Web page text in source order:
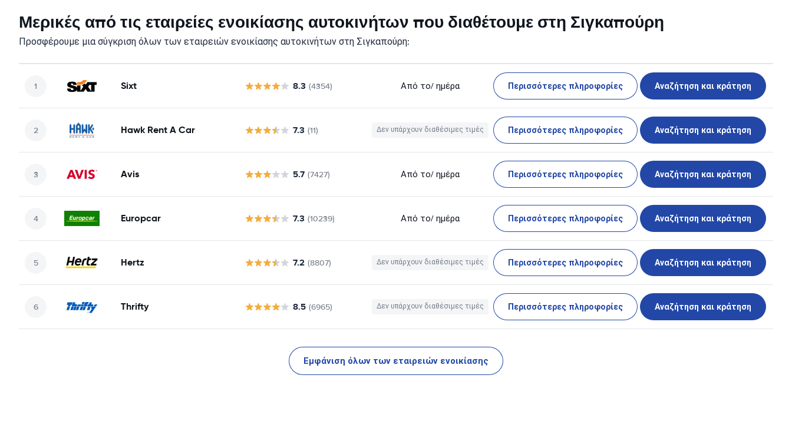
Μερικές από τις εταιρείες ενοικίασης αυτοκινήτων που διαθέτουμε στη Σιγκαπούρη
Προσφέρουμε μια σύγκριση όλων των εταιρειών ενοικίασης αυτοκινήτων στη Σιγκαπούρη:
Sixt 8.3 (4354) Από το/ ημέρα Περισσότερες πληροφορίες Αναζήτηση και κράτηση
Hawk Rent A Car 7.3 (11) Δεν υπάρχουν διαθέσιμες τιμές Περισσότερες πληροφορίες Αναζήτηση και κράτηση
Avis 5.7 (7427) Από το/ ημέρα Περισσότερες πληροφορίες Αναζήτηση και κράτηση
Europcar 7.3 (10239) Από το/ ημέρα Περισσότερες πληροφορίες Αναζήτηση και κράτηση
Hertz 7.2 (8807) Δεν υπάρχουν διαθέσιμες τιμές Περισσότερες πληροφορίες Αναζήτηση και κράτηση
Thrifty 8.5 (6965) Δεν υπάρχουν διαθέσιμες τιμές Περισσότερες πληροφορίες Αναζήτηση και κράτηση
Εμφάνιση όλων των εταιρειών ενοικίασης